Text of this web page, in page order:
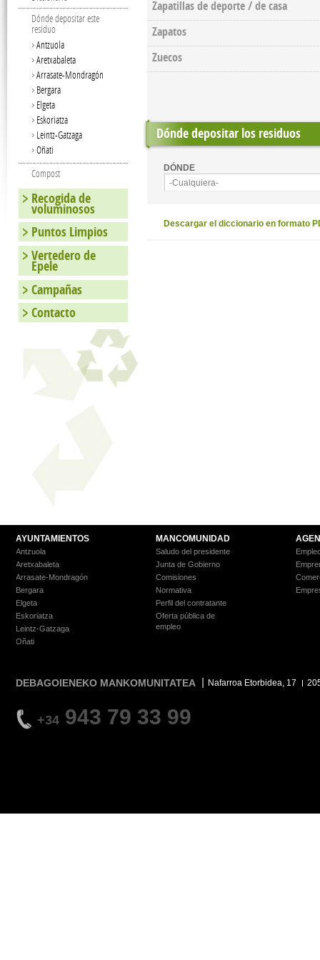
Zapatillas de deporte / de casa
Zapatos
Zuecos
Dónde depositar los residuos
DÓNDE
-Cualquiera-
Descargar el diccionario en formato
Dónde depositar este
residuo
Antzuola
Aretxabaleta
Arrasate-Mondragón
Bergara
Elgeta
Eskoriatza
Leintz-Gatzaga
Oñati
Compost
Recogida de
voluminosos
Puntos Limpios
Vertedero de
Epele
Campañas
Contacto
AYUNTAMIENTOS
Antzuola
Aretxabaleta
Arrasate-Mondragón
Bergara
Elgeta
Eskoriatza
Leintz-Gatzaga
Oñati
MANCOMUNIDAD
Saludo del presidente
Junta de Gobierno
Comisiones
Normativa
Perfil del contratante
Oferta pública de
empleo
DEBAGOIENEKO MANKOMUNITATEA Nafarroa Etorbidea, 17
+34 943 79 33 99